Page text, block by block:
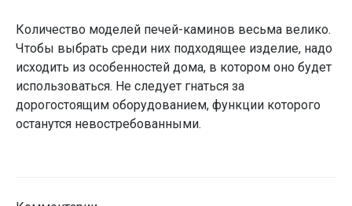
Количество моделей печей-каминов весьма велико.
Чтобы выбрать среди них подходящее изделие, надо
исходить из особенностей дома, в котором оно будет
использоваться. Не следует гнаться за
дорогостоящим оборудованием, функции которого
останутся невостребованными.